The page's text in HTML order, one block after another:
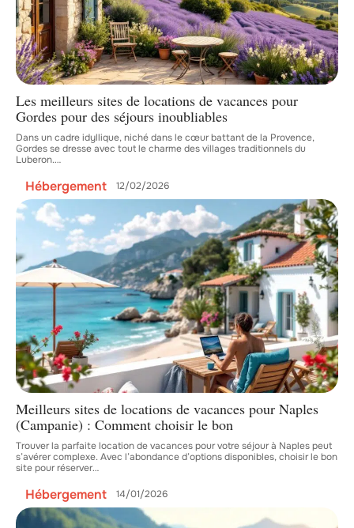
Les meilleurs sites de locations de vacances pour
Gordes pour des séjours inoubliables
Dans un cadre idyllique, niché dans le cœur battant de la Provence,
Gordes se dresse avec tout le charme des villages traditionnels du
Luberon.…
Hébergement 12/02/2026
Meilleurs sites de locations de vacances pour Naples
(Campanie) : Comment choisir le bon
Trouver la parfaite location de vacances pour votre séjour à Naples peut
s’avérer complexe. Avec l’abondance d’options disponibles, choisir le bon
site pour réserver…
Hébergement 14/01/2026